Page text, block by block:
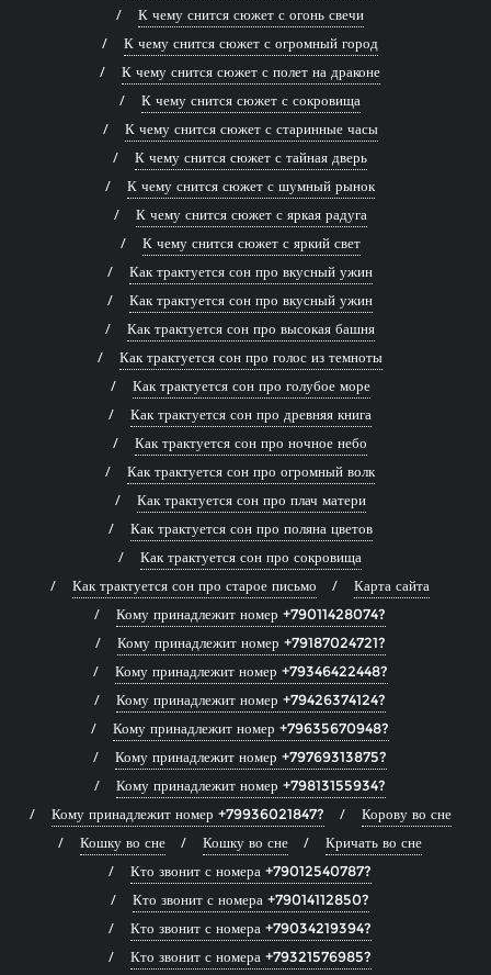
К чему снится сюжет с огонь свечи
К чему снится сюжет с огромный город
К чему снится сюжет с полет на драконе
К чему снится сюжет с сокровища
К чему снится сюжет с старинные часы
К чему снится сюжет с тайная дверь
К чему снится сюжет с шумный рынок
К чему снится сюжет с яркая радуга
К чему снится сюжет с яркий свет
Как трактуется сон про вкусный ужин
Как трактуется сон про вкусный ужин
Как трактуется сон про высокая башня
Как трактуется сон про голос из темноты
Как трактуется сон про голубое море
Как трактуется сон про древняя книга
Как трактуется сон про ночное небо
Как трактуется сон про огромный волк
Как трактуется сон про плач матери
Как трактуется сон про поляна цветов
Как трактуется сон про сокровища
Как трактуется сон про старое письмо
Карта сайта
Кому принадлежит номер +79011428074?
Кому принадлежит номер +79187024721?
Кому принадлежит номер +79346422448?
Кому принадлежит номер +79426374124?
Кому принадлежит номер +79635670948?
Кому принадлежит номер +79769313875?
Кому принадлежит номер +79813155934?
Кому принадлежит номер +79936021847?
Корову во сне
Кошку во сне
Кошку во сне
Кричать во сне
Кто звонит с номера +79012540787?
Кто звонит с номера +79014112850?
Кто звонит с номера +79034219394?
Кто звонит с номера +79321576985?